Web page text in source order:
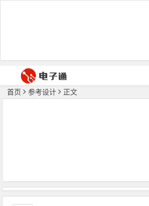
首页 参考设计 正文